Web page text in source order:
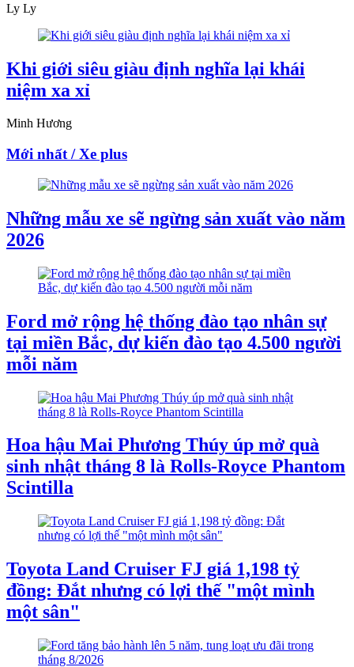
Ly Ly
Khi giới siêu giàu định nghĩa lại khái
niệm xa xỉ
Minh Hương
Mới nhất / Xe plus
Những mẫu xe sẽ ngừng sản xuất vào năm
2026
Ford mở rộng hệ thống đào tạo nhân sự
tại miền Bắc, dự kiến đào tạo 4.500 người
mỗi năm
Hoa hậu Mai Phương Thúy úp mở quà
sinh nhật tháng 8 là Rolls-Royce Phantom
Scintilla
Toyota Land Cruiser FJ giá 1,198 tỷ
đồng: Đắt nhưng có lợi thế "một mình
một sân"